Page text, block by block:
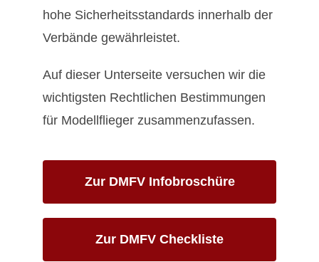
hohe Sicherheitsstandards innerhalb der
Verbände gewährleistet.
Auf dieser Unterseite versuchen wir die
wichtigsten Rechtlichen Bestimmungen
für Modellflieger zusammenzufassen.
Zur DMFV Infobroschüre
Zur DMFV Checkliste